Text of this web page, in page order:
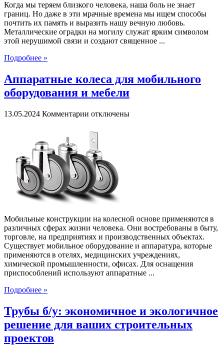
Когда мы теряем близкого человека, наша боль не знает
границ. Но даже в эти мрачные времена мы ищем способы
почтить их память и выразить нашу вечную любовь.
Металлические оградки на могилу служат ярким символом
этой нерушимой связи и создают священное ...
Подробнее »
Аппаратные колеса для мобильного
оборудования и мебели
13.05.2024 Комментарии к
Аппаратные
колеса
для
мобильного
оборудования
и
мебели
отключены
Мобильные конструкции на колесной основе применяются в
различных сферах жизни человека. Они востребованы в быту,
торговле, на предприятиях и производственных объектах.
Существует мобильное оборудование и аппаратура, которые
применяются в отелях, медицинских учреждениях,
химической промышленности, офисах. Для оснащения
приспособлений используют аппаратные ...
Подробнее »
Трубы б/у: экономичное и экологичное
решение для ваших строительных
проектов